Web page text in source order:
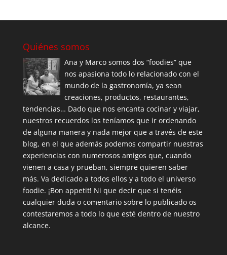
Quiénes somos
Ana y Marco somos dos “foodies” que
nos apasiona todo lo relacionado con el
mundo de la gastronomía, ya sean
creaciones, productos, restaurantes,
tendencias… Dado que nos encanta cocinar y viajar,
nuestros recuerdos los teníamos que ir ordenando
de alguna manera y nada mejor que a través de este
blog, en el que además podemos compartir nuestras
experiencias con numerosos amigos que, cuando
vienen a casa y prueban, siempre quieren saber
más. Va dedicado a todos ellos y a todo el universo
foodie. ¡Bon appetit! Ni que decir que si tenéis
cualquier duda o comentario sobre lo publicado os
contestaremos a todo lo que esté dentro de nuestro
alcance.